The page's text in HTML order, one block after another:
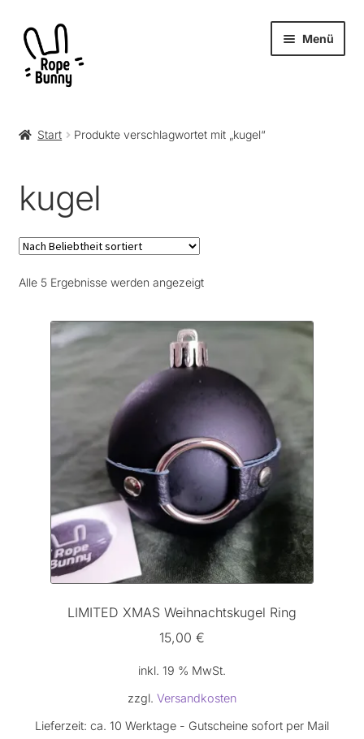
Zur
Navigation
springen
Zum
Inhalt
springen
Menü
Museum
Journal
Archiv
Start Produkte verschlagwortet mit „kugel“
kugel
Alle 5 Ergebnisse werden angezeigtNach
LIMITED XMAS Weihnachtskugel Ring
15,00 €
inkl. 19 % MwSt.
zzgl. Versandkosten
Lieferzeit: ca. 10 Werktage - Gutscheine sofort per Mail